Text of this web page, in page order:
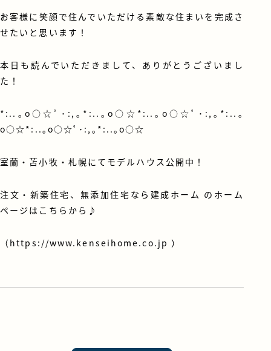
お客様に笑顔で住んでいただける素敵な住まいを完成さ
せたいと思います！
本日も読んでいただきまして、ありがとうございまし
た！
*:..｡o○☆ﾟ･:,｡*:..｡o○☆*:..｡o○☆ﾟ･:,｡*:..｡
o○☆*:..｡o○☆ﾟ･:,｡*:..｡o○☆
室蘭・苫小牧・札幌にてモデルハウス公開中！
注文・新築住宅、無添加住宅なら建成ホーム のホーム
ページはこちらから♪
（https://www.kenseihome.co.jp）